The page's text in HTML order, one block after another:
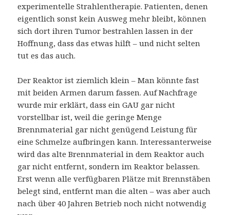
experimentelle Strahlentherapie. Patienten, denen
eigentlich sonst kein Ausweg mehr bleibt, können
sich dort ihren Tumor bestrahlen lassen in der
Hoffnung, dass das etwas hilft – und nicht selten
tut es das auch.
Der Reaktor ist ziemlich klein – Man könnte fast
mit beiden Armen darum fassen. Auf Nachfrage
wurde mir erklärt, dass ein GAU gar nicht
vorstellbar ist, weil die geringe Menge
Brennmaterial gar nicht genügend Leistung für
eine Schmelze aufbringen kann. Interessanterweise
wird das alte Brennmaterial in dem Reaktor auch
gar nicht entfernt, sondern im Reaktor belassen.
Erst wenn alle verfügbaren Plätze mit Brennstäben
belegt sind, entfernt man die alten – was aber auch
nach über 40 Jahren Betrieb noch nicht notwendig